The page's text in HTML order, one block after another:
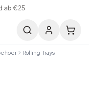
ab €25
Rolling Trays